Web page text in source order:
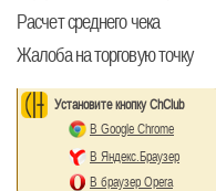
Расчет среднего чека
Жалоба на торговую точку
Установите кнопку ChClub
В Google Chrome
В Яндекс.Браузер
В браузер Opera